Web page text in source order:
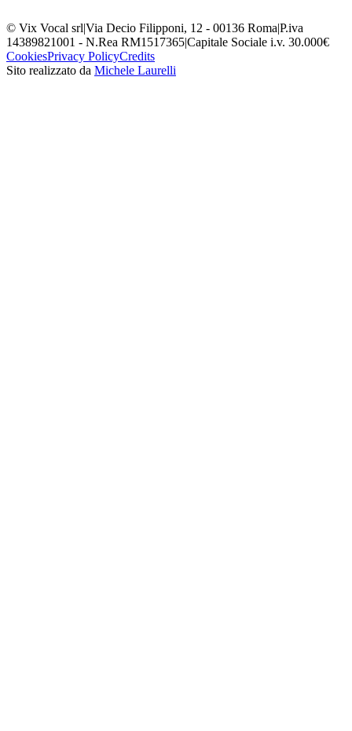
© Vix Vocal srl|Via Decio Filipponi, 12 - 00136 Roma|P.iva
14389821001 - N.Rea RM1517365|Capitale Sociale i.v. 30.000€
CookiesPrivacy PolicyCredits
Sito realizzato da Michele Laurelli